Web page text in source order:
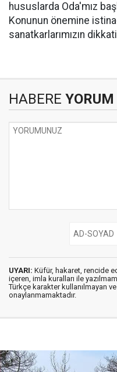
hususlarda Oda'mız
Konunun önemine
sanatkarlarımızın
HABERE
UYARI: Küfür, hakaret, rencide
içeren, imla kuralları ile
Türkçe karakter kullanılmayan
onaylanmamaktadır.